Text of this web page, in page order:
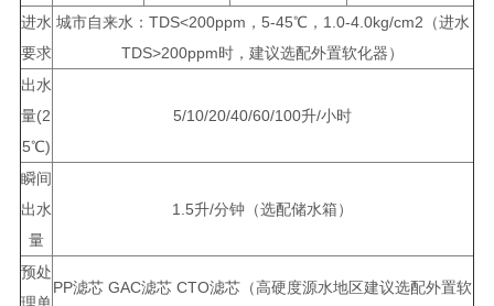
进水
要求
城市自来水：TDS<200ppm，5-45℃，1.0-4.0kg/cm2（进水
TDS>200ppm时，建议选配外置软化器）
出水
量(2
5℃)
5/10/20/40/60/100升/小时
瞬间
出水
量
1.5升/分钟（选配储水箱）
预处
PP滤芯 GAC滤芯 CTO滤芯（高硬度源水地区建议选配外置软